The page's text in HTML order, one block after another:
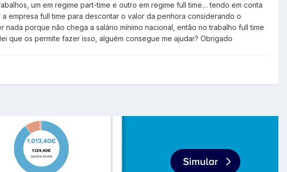
um em regime part-time e outro em regime full time… tendo em conta
empresa full time para descontar o valor da penhora considerando o
porque não chega a salário mínimo nacional, então no trabalho full time
que os permite fazer isso, alguém consegue me ajudar? Obrigado